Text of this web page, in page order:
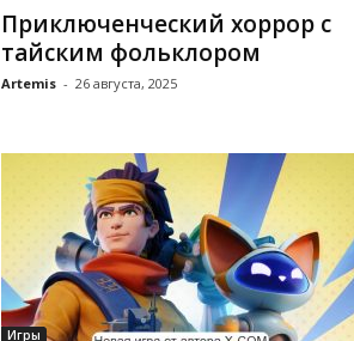
Приключенческий хоррор с
тайским фольклором
Artemis - 26 августа, 2025
Игры